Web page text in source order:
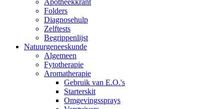
Apotheekkrant
Folders
Diagnosehulp
Zelftests
Begrippenlijst
Natuurgeneeskunde
Algemeen
Fytotherapie
Aromatherapie
Gebruik van E.O.'s
Starterskit
Omgevingssprays